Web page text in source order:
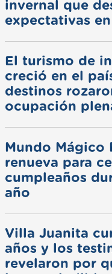
invernal que
expectativas
El turismo de
creció en el
destinos
ocupación
Mundo Mágico
renueva para
cumpleaños
año
Villa Juanita
años y los
revelaron por